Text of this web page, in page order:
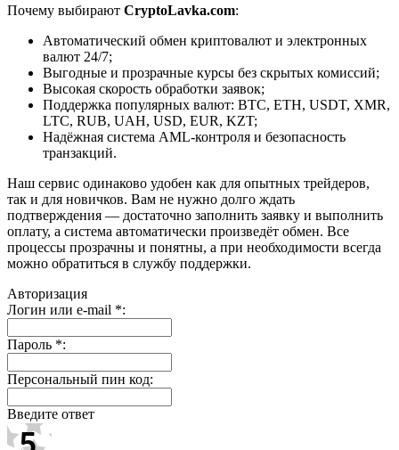
Почему выбирают CryptoLavka.com:
Автоматический обмен криптовалют и электронных
валют 24/7;
Выгодные и прозрачные курсы без скрытых комиссий;
Высокая скорость обработки заявок;
Поддержка популярных валют: BTC, ETH, USDT, XMR,
LTC, RUB, UAH, USD, EUR, KZT;
Надёжная система AML-контроля и безопасность
транзакций.
Наш сервис одинаково удобен как для опытных трейдеров,
так и для новичков. Вам не нужно долго ждать
подтверждения — достаточно заполнить заявку и выполнить
оплату, а система автоматически произведёт обмен. Все
процессы прозрачны и понятны, а при необходимости всегда
можно обратиться в службу поддержки.
Авторизация
Логин или e-mail *:
Пароль *:
Персональный пин код:
Введите ответ